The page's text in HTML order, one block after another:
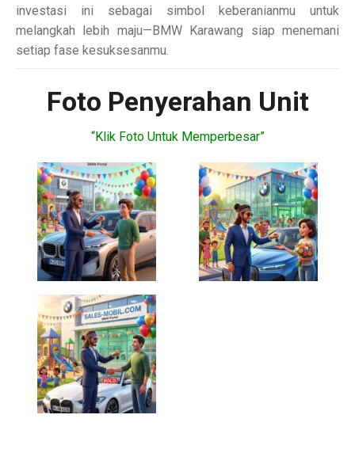
investasi ini sebagai simbol keberanianmu untuk
melangkah lebih maju—BMW Karawang siap menemani
setiap fase kesuksesanmu.
Foto Penyerahan Unit
“Klik Foto Untuk Memperbesar”